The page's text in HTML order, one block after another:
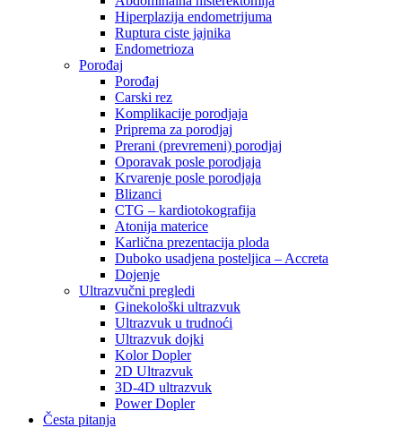
Hiperplazija endometrijuma
Ruptura ciste jajnika
Endometrioza
Porođaj
Porođaj
Carski rez
Komplikacije porodjaja
Priprema za porodjaj
Prerani (prevremeni) porodjaj
Oporavak posle porodjaja
Krvarenje posle porodjaja
Blizanci
CTG – kardiotokografija
Atonija materice
Karlična prezentacija ploda
Duboko usadjena posteljica – Accreta
Dojenje
Ultrazvučni pregledi
Ginekološki ultrazvuk
Ultrazvuk u trudnoći
Ultrazvuk dojki
Kolor Dopler
2D Ultrazvuk
3D-4D ultrazvuk
Power Dopler
Česta pitanja